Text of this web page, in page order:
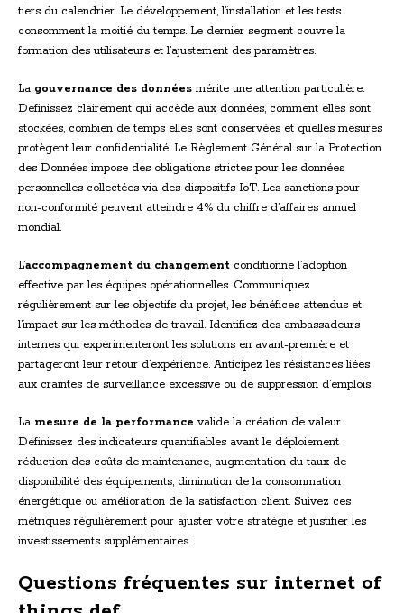
tiers du calendrier. Le développement, l’installation et les tests
consomment la moitié du temps. Le dernier segment couvre la
formation des utilisateurs et l’ajustement des paramètres.
La gouvernance des données mérite une attention particulière.
Définissez clairement qui accède aux données, comment elles sont
stockées, combien de temps elles sont conservées et quelles mesures
protègent leur confidentialité. Le Règlement Général sur la Protection
des Données impose des obligations strictes pour les données
personnelles collectées via des dispositifs IoT. Les sanctions pour
non-conformité peuvent atteindre 4% du chiffre d’affaires annuel
mondial.
L’accompagnement du changement conditionne l’adoption
effective par les équipes opérationnelles. Communiquez
régulièrement sur les objectifs du projet, les bénéfices attendus et
l’impact sur les méthodes de travail. Identifiez des ambassadeurs
internes qui expérimenteront les solutions en avant-première et
partageront leur retour d’expérience. Anticipez les résistances liées
aux craintes de surveillance excessive ou de suppression d’emplois.
La mesure de la performance valide la création de valeur.
Définissez des indicateurs quantifiables avant le déploiement :
réduction des coûts de maintenance, augmentation du taux de
disponibilité des équipements, diminution de la consommation
énergétique ou amélioration de la satisfaction client. Suivez ces
métriques régulièrement pour ajuster votre stratégie et justifier les
investissements supplémentaires.
Questions fréquentes sur internet of